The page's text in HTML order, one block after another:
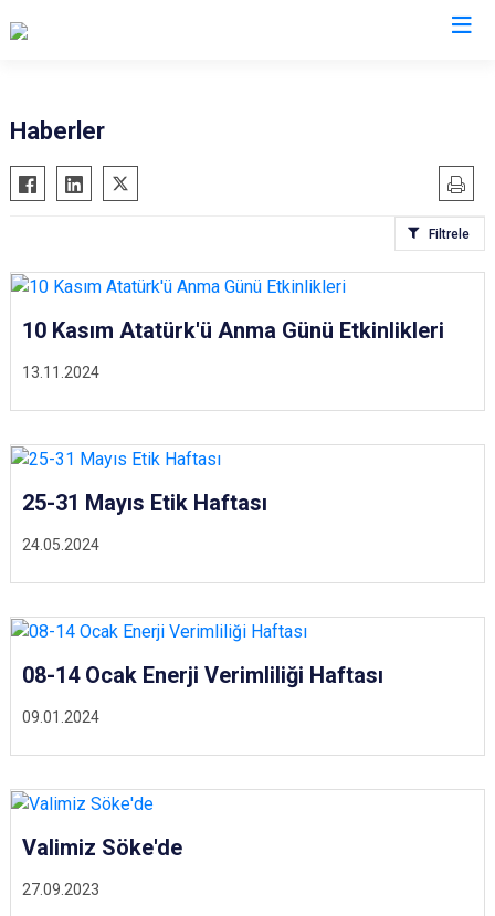
Bozdoğan
Buharkent
Didim
İncirliova
Karacasu
Karpuzlu
Koçarlı
Nazilli
Sultanhisar
Efeler
Haberler
Filtrele
13.11.2024
10 Kasım Atatürk'ü Anma Günü Etkinlikleri
24.05.2024
25-31 Mayıs Etik Haftası
09.01.2024
08-14 Ocak Enerji Verimliliği Haftası
27.09.2023
Valimiz Söke'de